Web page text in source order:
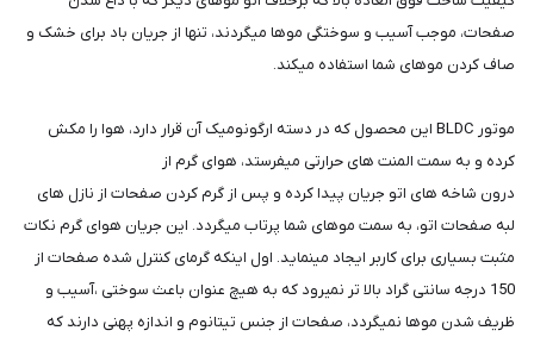
صفحات، موجب آسیب و سوختگی موها میگردند، تنها از جریان باد برای خشک و
صاف کردن موهای شما استفاده میکند.
موتور BLDC این محصول که در دسته ارگونومیک آن قرار دارد، هوا را مکش
کرده و به سمت المنت های حرارتی میفرستد، هوای گرم از
درون شاخه های اتو جریان پیدا کرده و پس از گرم کردن صفحات از نازل های
لبه صفحات اتو، به سمت موهای شما پرتاب میگردد. این جریان هوای گرم نکات
مثبت بسیاری برای کاربر ایجاد مینماید. اول اینکه گرمای کنترل شده صفحات از
150 درجه سانتی گراد بالا تر نمیرود که به هیچ عنوان باعث سوختی ،آسیب و
ظریف شدن موها نمیگردد، صفحات از جنس تیتانوم و اندازه پهنی دارند که